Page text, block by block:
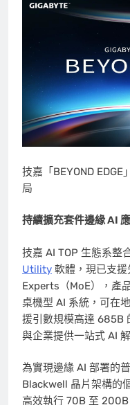
技嘉「BEYOND
局
持續擴充套件邊緣AI
技嘉 AI TOP 生態系整
Utility 軟體，現已支
Experts（MoE），產
桌機型 AI 系統，可在
援引數規模高達 685B
與企業提供一站式 AI
為實現邊緣 AI 部署的
Blackwell 晶片架構的
高效執行 70B 至 200B